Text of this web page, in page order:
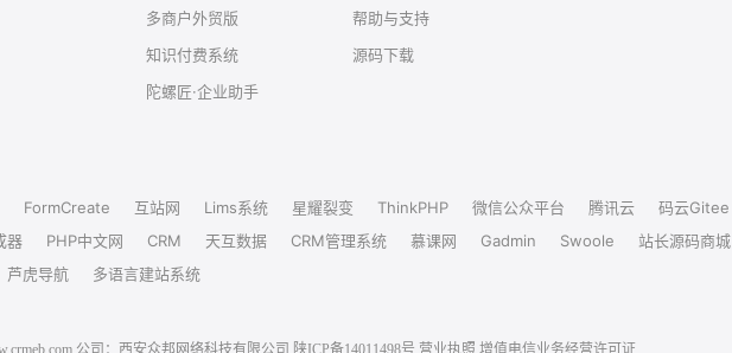
多商户外贸版
知识付费系统
陀螺匠·企业助手
帮助与支持
源码下载
FormCreate 互站网 Lims系统 星耀裂变 ThinkPHP 微信公众平台 腾讯云 码云Gitee
器
PHP中文网 CRM 天互数据 CRM管理系统 慕课网 Gadmin Swoole 站长源码商城
芦虎导航
多语言建站系统
公司：西安众邦网络科技有限公司 陕ICP备14011498号 营业执照 增值电信业务经营许可证